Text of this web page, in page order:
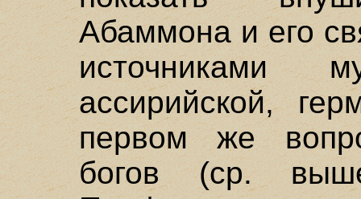
Абаммона и его
источниками
ассирийской,
первом же
богов (ср.